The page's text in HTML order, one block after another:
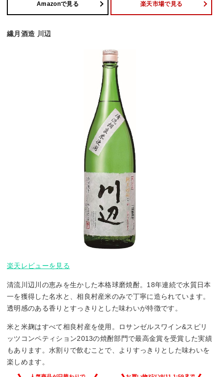
Amazonで見る 楽天市場で見る
繊月酒造 川辺
楽天レビューを見る
清流川辺川の恵みを生かした本格球磨焼酎。18年連続で水質日本
一を獲得した名水と、相良村産米のみで丁寧に造られています。
透明感のある香りとすっきりとした味わいが特徴です。
米と米麹はすべて相良村産を使用。ロサンゼルスワイン&スピリ
ッツコンペティション2013の焼酎部門で最高金賞を受賞した実績
もあります。水割りで飲むことで、よりすっきりとした味わいを
楽しめます。